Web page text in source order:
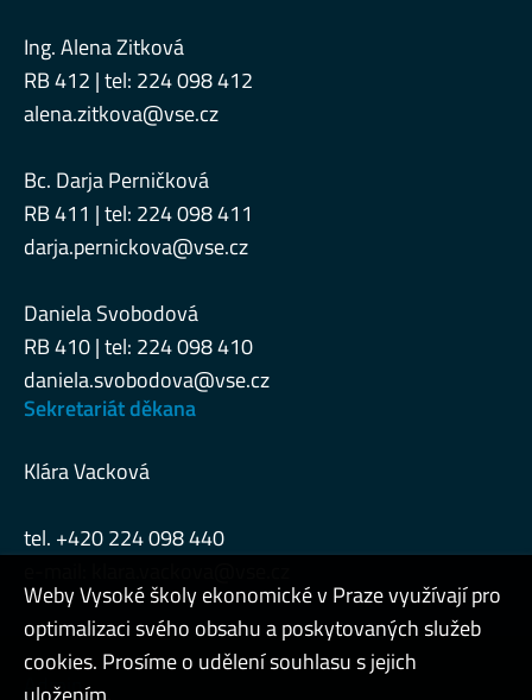
Ing. Alena Zitková
RB 412 | tel: 224 098 412
alena.zitkova@vse.cz
Bc. Darja Perničková
RB 411 | tel: 224 098 411
darja.pernickova@vse.cz
Daniela Svobodová
RB 410 | tel: 224 098 410
daniela.svobodova@vse.cz
Sekretariát děkana
Klára Vacková
tel. +420 224 098 440
Admin
Weby Vysoké školy ekonomické v Praze využívají pro
optimalizaci svého obsahu a poskytovaných služeb
cookies. Prosíme o udělení souhlasu s jejich